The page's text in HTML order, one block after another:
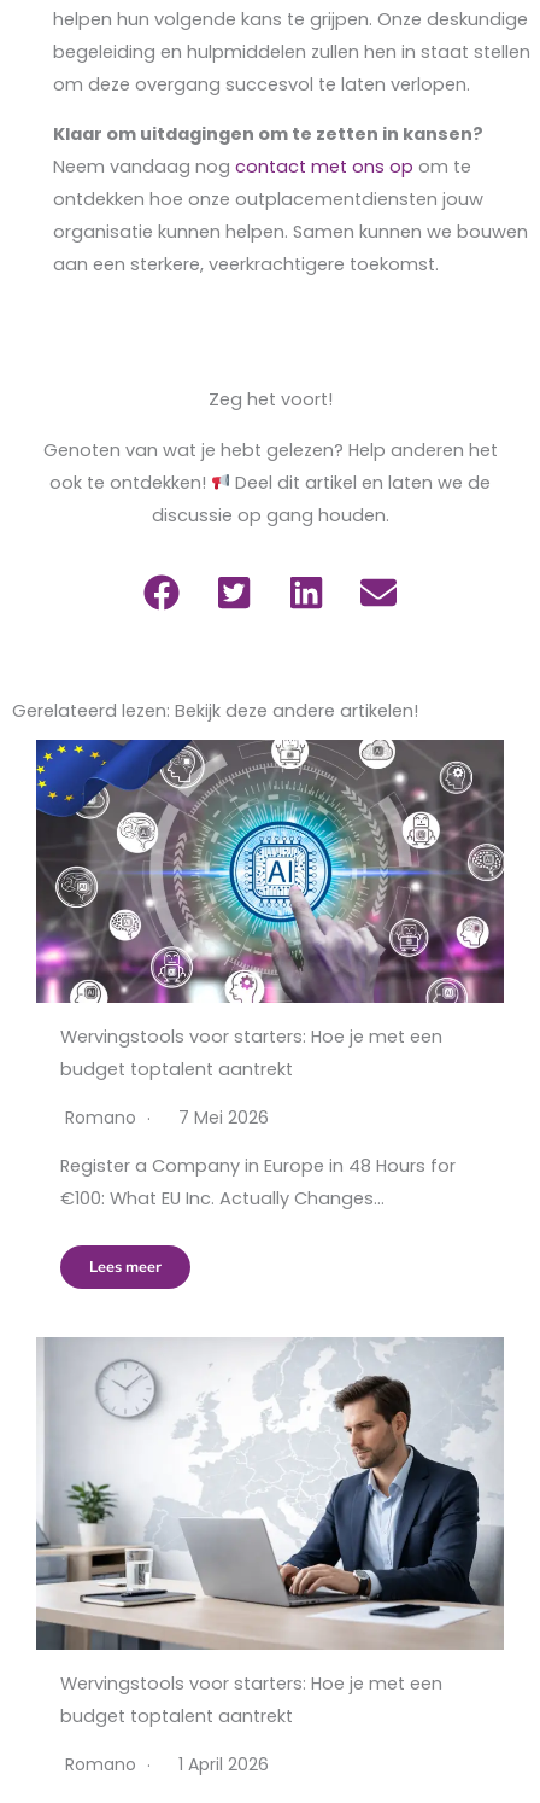
helpen hun volgende kans te grijpen. Onze deskundige
begeleiding en hulpmiddelen zullen hen in staat stellen
om deze overgang succesvol te laten verlopen.
Klaar om uitdagingen om te zetten in kansen?
Neem vandaag nogcontact met ons op om te
ontdekken hoe onze outplacementdiensten jouw
organisatie kunnen helpen. Samen kunnen we bouwen
aan een sterkere, veerkrachtigere toekomst.
Zeg het voort!
Genoten van wat je hebt gelezen? Help anderen het
ook te ontdekken!
Deel dit artikel en laten we de
discussie op gang houden.
Gerelateerd lezen: Bekijk deze andere artikelen!
Wervingstools voor starters: Hoe je met een
budget toptalent aantrekt
Romano
7 Mei 2026
Register a Company in Europe in 48 Hours for
€100: What EU Inc. Actually Changes…
Lees meer
Wervingstools voor starters: Hoe je met een
budget toptalent aantrekt
Romano
1 April 2026